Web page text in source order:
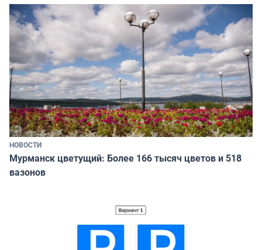
НОВОСТИ
Мурманск цветущий: Более 166 тысяч цветов и 518
вазонов